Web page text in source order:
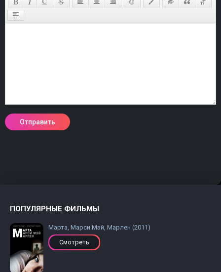
ПОПУЛЯРНЫЕ ФИЛЬМЫ
Марта, Марси Мэй, Марлен (2011)
Смотреть